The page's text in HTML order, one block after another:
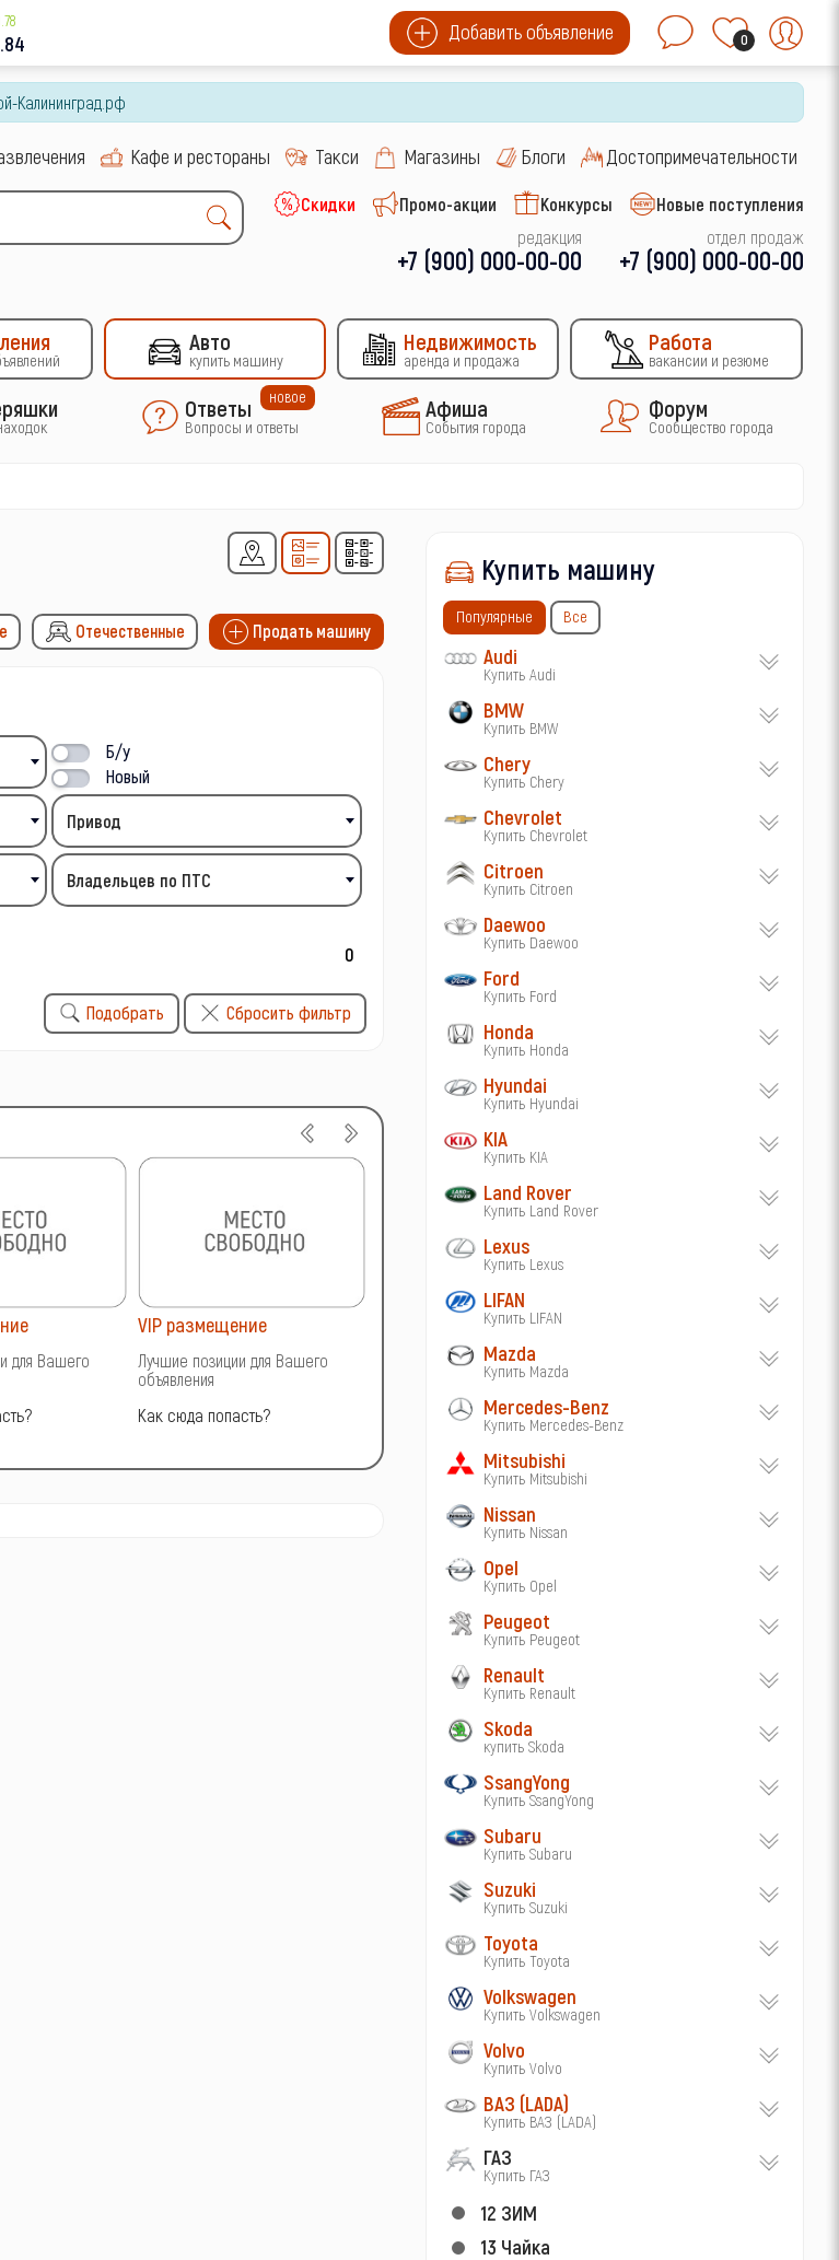
Добавить объявление 0
Калининград.рф
Кафе и рестораны Такси Магазины Блоги Достопримечательности
Скидки Промо-акции Конкурсы
Новые поступления
редакция
+7 (900) 000-00-00
отдел продаж
+7 (900) 000-00-00
Авто
купить машину
Недвижимость
аренда и продажа
Работа
вакансии и резюме
Ответы
Вопросы и ответы
новое Афиша
События города
Форум
Сообщество города
Отечественные Продать машину
Б/у
Новый
Привод
Владельцев по ПТС
Подобрать Сбросить фильтр
для Вашего
VIP размещение
Лучшие позиции для Вашего
объявления
Как сюда попасть?
Купить машину
Популярные Все
Audi
Купить Audi
BMW
Купить BMW
Chery
Купить Chery
Chevrolet
Купить Chevrolet
Citroen
Купить Citroen
Daewoo
Купить Daewoo
Ford
Купить Ford
Honda
Купить Honda
Hyundai
Купить Hyundai
KIA
Купить KIA
Land Rover
Купить Land Rover
Lexus
Купить Lexus
LIFAN
Купить LIFAN
Mazda
Купить Mazda
Mercedes-Benz
Купить Mercedes-Benz
Mitsubishi
Купить Mitsubishi
Nissan
Купить Nissan
Opel
Купить Opel
Peugeot
Купить Peugeot
Renault
Купить Renault
Skoda
купить Skoda
SsangYong
Купить SsangYong
Subaru
Купить Subaru
Suzuki
Купить Suzuki
Toyota
Купить Toyota
Volkswagen
Купить Volkswagen
Volvo
Купить Volvo
ВАЗ (LADA)
Купить ВАЗ (LADA)
ГАЗ
Купить ГАЗ
12 ЗИМ
13 Чайка